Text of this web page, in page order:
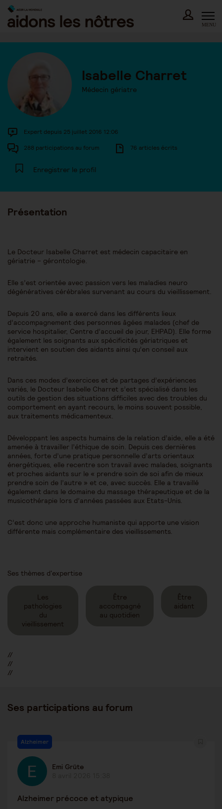
Skip
content
MENU
Isabelle Charret
Médecin gériatre
Expert depuis 25 juillet 2016 12:06
288 participations au forum 76 articles écrits
Enregistrer le profil
Présentation
Le Docteur Isabelle Charret est médecin capacitaire en
gériatrie – gérontologie.
Elle s’est orientée avec passion vers les maladies neuro
dégénératives cérébrales survenant au cours du vieillissement.
Depuis 20 ans, elle a exercé dans les différents lieux
d’accompagnement des personnes âgées malades (chef de
service hospitalier, Centre d’accueil de jour, EHPAD). Elle forme
également les soignants aux spécificités gériatriques et
intervient en soutien des aidants ainsi qu’en conseil aux
retraités.
Dans ces modes d’exercices et de partages d’expériences
variés, le Docteur Isabelle Charret s’est spécialisé dans les
outils de gestion des situations difficiles avec des troubles du
comportement en ayant recours, le moins souvent possible,
aux traitements médicamenteux.
Développant les aspects humains de la relation d’aide, elle a été
amenée à travailler l’éthique de soin. Depuis ces dernières
années, forte d’une pratique personnelle d’arts orientaux
énergétiques, elle recentre son travail avec malades, soignants
et proches aidants sur le « prendre soin de soi afin de mieux
prendre soin de l’autre » et ce, avec succès. Elle a travaillé
également dans le domaine du massage thérapeutique et de la
musicothérapie lors d’années passées aux Etats-Unis.
C’est donc une approche humaniste qui apporte une vision
différente mais complémentaire des vieillissements.
Ses thèmes d'expertise
Les
pathologies
du
vieillissement
Être
accompagné
au quotidien
Être
aidant
//
//
//
Ses participations au forum
Alzheimer
Emi Grüte
Alzheimer précoce et atypique